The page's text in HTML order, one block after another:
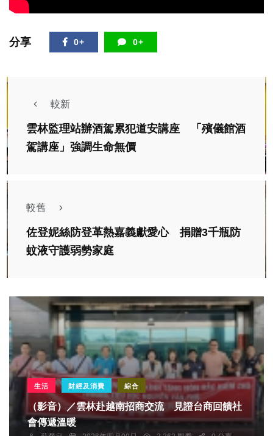
分享 0+ 0+
較新
雲林監理站辦酒駕累犯道安講座 「殯儀館酒
駕講座」強調生命無價
較舊
佐登妮絲防登革熱嘉義獻愛心 捐贈3千瓶防
蚊液守護弱勢家庭
生活 財經及消費 綜合
（影音）／雲林赴越南招商交流 見證台商回饋社
會傳遞溫暖